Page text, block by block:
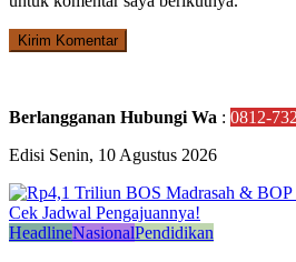
Berlangganan Hubungi Wa : 0812-
Edisi Senin, 10 Agustus 2026
HeadlineNasionalPendidikan